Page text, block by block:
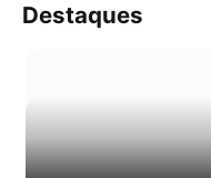
Destaques